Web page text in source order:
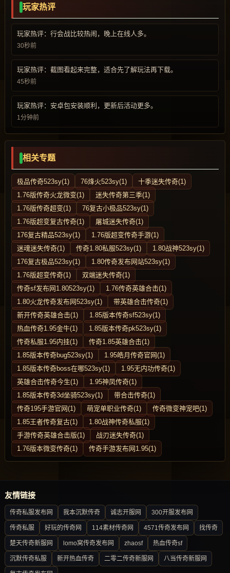
玩家热评
玩家热评：行会战比较热闹，晚上在线人多。
30秒前
玩家热评：截图看起来完整，适合先了解玩法再下载。
45秒前
玩家热评：安卓包安装顺利，更新后活动更多。
1分钟前
相关专题
极品传奇523sy(1) 76烽火523sy(1)
十季迷失传奇(1)
1.76版传奇火龙微变(1)
迷失传奇第三季(1)
1.76版传奇超变(1)
76复古小极品523sy(1)
1.76版超变复古传奇(1)
屠城迷失传奇(1)
176复古精品523sy(1)
1.76版超变传奇手游(1)
迷魂迷失传奇(1)
传奇1.80私服523sy(1)
1.80战神523sy(1)
176复古极品523sy(1)
1.80传奇发布网站523sy(1)
1.76版超变传奇(1)
双端迷失传奇(1)
传奇sf发布网1.80523sy(1)
1.76传奇英雄合击(1)
1.80火龙传奇发布网523sy(1)
带英雄合击传奇(1)
新开传奇英雄合击(1)
1.85版本传奇sf523sy(1)
热血传奇1.95金牛(1)
1.85版本传奇pk523sy(1)
传奇私服1.95内挂(1)
传奇1.85英雄合击(1)
1.85版本传奇bug523sy(1)
1.95皓月传奇官网(1)
1.85版本传奇boss在哪523sy(1)
1.95无内功传奇(1)
英雄合击传奇今生(1)
1.95神凤传奇(1)
1.85版本传奇3d坐骑523sy(1)
带合击传奇(1)
传奇195手游官网(1)
萌宠单职业传奇(1)
传奇微变神宠吧(1)
1.85王者传奇复古(1)
1.80战神传奇私服(1)
手游传奇英雄合击版(1)
战刃迷失传奇(1)
1.76版本微变传奇(1)
传奇手游发布网1.95(1)
友情链接
传奇私服发布网 我本沉默传奇 诚志开服网 300开服发布网
传奇私服 好玩的传奇网 114素材传奇网 4571传奇发布网 找传奇
楚天传奇新服网 lomo窝传奇发布网 zhaosf 热血传奇sf
沉默传奇私服 新开热血传奇 二零二传奇新服网 八当传奇新服网